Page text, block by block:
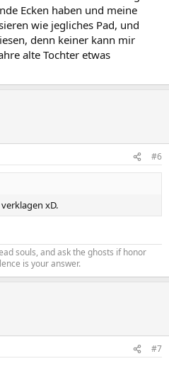
Ecken haben und meine
wie jegliches Pad, und
denn keiner kann mir
alte Tochter etwas
#6
xD.
souls, and ask the ghosts if honor
is your answer.​
#7